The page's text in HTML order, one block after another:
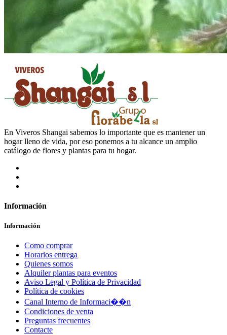
En Viveros Shangai sabemos lo importante que es mantener un
hogar lleno de vida, por eso ponemos a tu alcance un amplio
catálogo de flores y plantas para tu hogar.
Información
Información
Como comprar
Horarios entrega
Quienes somos
Alquiler plantas para eventos
Aviso Legal y Política de Privacidad
Política de cookies
Canal Interno de Informaci��n
Condiciones de venta
Preguntas frecuentes
Contacte